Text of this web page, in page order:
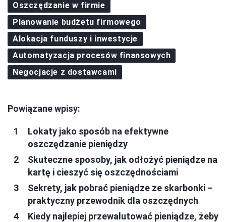
Oszczędzanie w firmie
Planowanie budżetu firmowego
Alokacja funduszy i inwestycje
Automatyzacja procesów finansowych
Negocjacje z dostawcami
Powiązane wpisy:
Lokaty jako sposób na efektywne
oszczędzanie pieniędzy
Skuteczne sposoby, jak odłożyć pieniądze na
kartę i cieszyć się oszczędnościami
Sekrety, jak pobrać pieniądze ze skarbonki –
praktyczny przewodnik dla oszczędnych
Kiedy najlepiej przewalutować pieniądze, żeby